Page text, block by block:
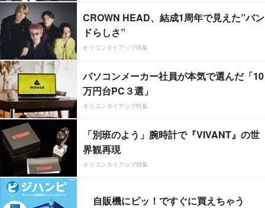
CROWN HEAD、結成1周年で見えた”バン
ドらしさ”
オリコンタイアップ特集
パソコンメーカー社員が本気で選んだ「10
万円台PC３選」
オリコンタイアップ特集
「別班のよう」腕時計で『VIVANT』の世
界観再現
オリコンタイアップ特集
自販機にピッ！ですぐに買えちゃう